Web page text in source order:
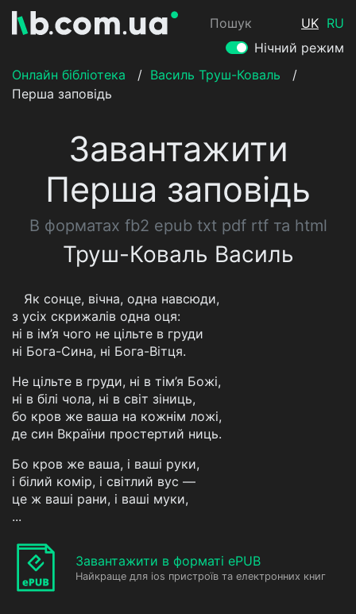
Пошук UK RU
Нічний режим
Онлайн бібліотека
/ Василь Труш-Коваль
/
Перша заповідь
Завантажити
Перша заповідь
В форматах fb2 epub txt pdf rtf та html
Труш-Коваль Василь
Як сонце, вічна, одна навсюди,
з усіх скрижалів одна оця:
ні в ім’я чого не цільте в груди
ні Бога-Сина, ні Бога-Вітця.
Не цільте в груди, ні в тім’я Божі,
ні в білі чола, ні в світ зіниць,
бо кров же ваша на кожнім ложі,
де син Вкраїни простертий ниць.
Бо кров же ваша, і ваші руки,
і білий комір, і світлий вус —
це ж ваші рани, і ваші муки,
...
Завантажити в форматі ePUB
Найкраще для ios пристроїв та електронних книг